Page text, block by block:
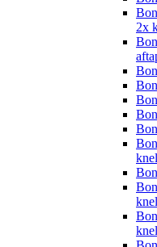
2x
knel
knel
knel